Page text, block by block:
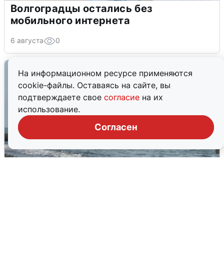
На информационном ресурсе применяются
cookie-файлы. Оставаясь на сайте, вы
подтверждаете свое согласие на их
использование.
Согласен
Волгоградцы остались без
мобильного интернета
6 августа 0